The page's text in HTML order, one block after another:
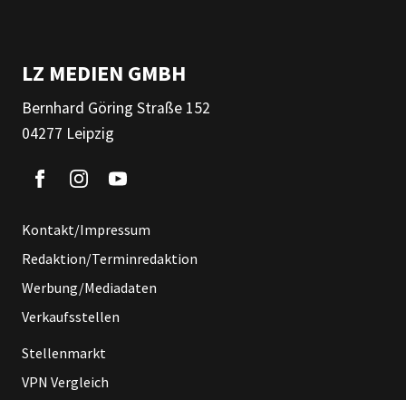
LZ MEDIEN GMBH
Bernhard Göring Straße 152
04277 Leipzig
Kontakt/Impressum
Redaktion/Terminredaktion
Werbung/Mediadaten
Verkaufsstellen
Stellenmarkt
VPN Vergleich